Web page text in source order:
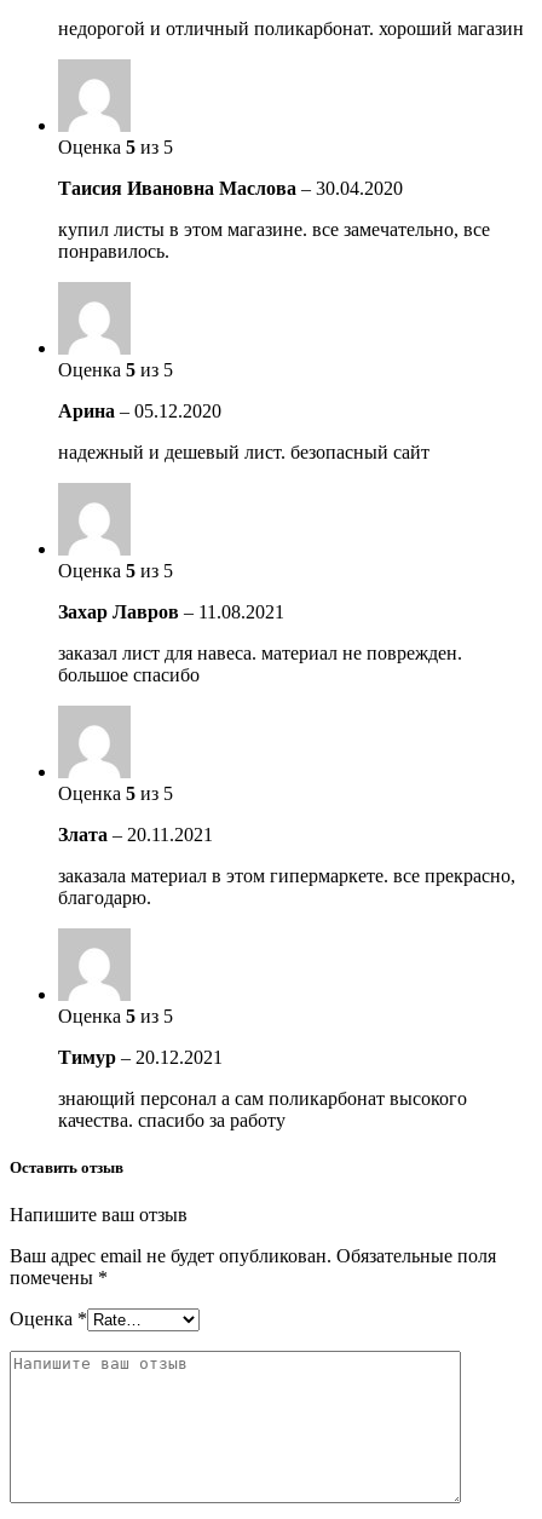
недорогой и отличный поликарбонат. хороший магазин
Оценка 5 из 5
Таисия Ивановна Маслова – 30.04.2020
купил листы в этом магазине. все замечательно, все
понравилось.
Оценка 5 из 5
Арина – 05.12.2020
надежный и дешевый лист. безопасный сайт
Оценка 5 из 5
Захар Лавров – 11.08.2021
заказал лист для навеса. материал не поврежден.
большое спасибо
Оценка 5 из 5
Злата – 20.11.2021
заказала материал в этом гипермаркете. все прекрасно,
благодарю.
Оценка 5 из 5
Тимур – 20.12.2021
знающий персонал а сам поликарбонат высокого
качества. спасибо за работу
Оставить отзыв
Напишите ваш отзыв
Ваш адрес email не будет опубликован. Обязательные поля
помечены *
Оценка *